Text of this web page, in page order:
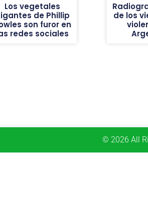
Los vegetales
de Phillip
son furor en
redes sociales
de los
© 2026 All